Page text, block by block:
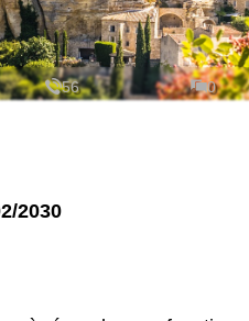
56 0
2030